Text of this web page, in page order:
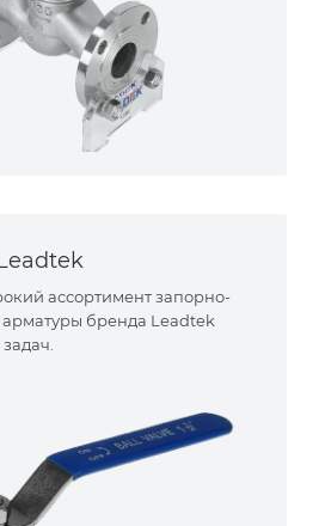
ассортимент запорно-
бренда Leadtek